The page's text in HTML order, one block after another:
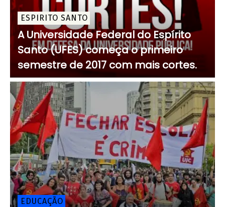
ESPIRITO SANTO
A Universidade Federal do Espírito
Santo (UFES) começa o primeiro
semestre de 2017 com mais cortes.
EDUCAÇÃO